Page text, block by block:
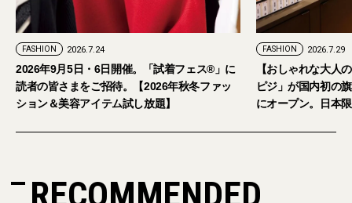
試着フェス®︎」に
年秋冬ファッ
題】
【おしゃれな大人のアイウェア】パリ発「イジ
ピジ」が国内初の旗艦店をキャットストリート
にオープン。日本限定サングラスも登場